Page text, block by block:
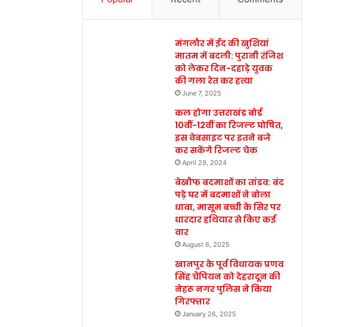
मंगलौर में ईद की खुशियां
मातम में बदली: पुरानी रंजिश
को लेकर दिन-दहाड़े युवक
की गला रेत कर हत्या
June 7, 2025
कल होगा उत्तराखंड बोर्ड
10वीं-12वीं का रिजल्ट घोषित,
इस वेबसाइट पर इतने बजे
कर सकेंगे रिजल्ट चेक
April 29, 2024
बेखौफ बदमाशों का तांडव: बंद
पड़े घर में बदमाशों ने बोला
धावा, मासूम बच्ची के सिर पर
धारदार हथियार से किए कई
वार
August 6, 2025
खानपुर के पूर्व विधायक प्रणव
सिंह चैंपियन को देहरादून की
नेहरू नगर पुलिस ने किया
गिरफ्तार
January 26, 2025